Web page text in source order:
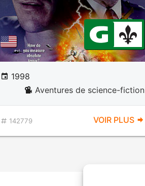
1998
Aventures de science-fiction
142779 VOIR PLUS